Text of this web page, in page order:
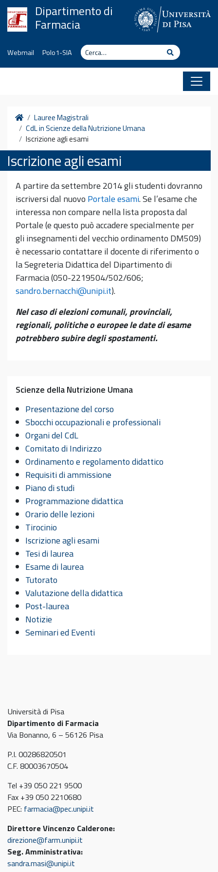
Vai al contenutoDipartimento di
Farmacia
Webmail Polo1-SIA Cerca Cerca
HomeLauree Magistrali
CdL in Scienze della Nutrizione Umana
Iscrizione agli esami
Iscrizione agli esami
A partire da settembre 2014 gli studenti dovranno
iscriversi dal nuovo Portale esami. Se l’esame che
interessa non compare nella lista proposta dal
Portale (e questo può accadere specialmente per
gli insegnamenti del vecchio ordinamento DM509)
è necessario contattare il docente di riferimento o
la Segreteria Didattica del Dipartimento di
Farmacia (050-2219504/502/606;
sandro.bernacchi@unipi.it).
Nel caso di elezioni comunali, provinciali,
regionali, politiche o europee le date di esame
potrebbero subire degli spostamenti.
Scienze della Nutrizione Umana
Presentazione del corso
Sbocchi occupazionali e professionali
Organi del CdL
Comitato di Indirizzo
Ordinamento e regolamento didattico
Requisiti di ammissione
Piano di studi
Programmazione didattica
Orario delle lezioni
Tirocinio
Iscrizione agli esami
Tesi di laurea
Esame di laurea
Tutorato
Valutazione della didattica
Post-laurea
Notizie
Seminari ed Eventi
Università di Pisa
Dipartimento di Farmacia
Via Bonanno, 6 – 56126 Pisa
P.I. 00286820501
C.F. 80003670504
Tel +39 050 221 9500
Fax +39 050 2210680
PEC: farmacia@pec.unipi.it
Direttore Vincenzo Calderone:
direzione@farm.unipi.it
Seg. Amministrativa:
sandra.masi@unipi.it